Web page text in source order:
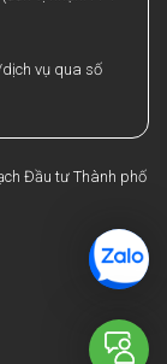
vụ qua số
Đầu tư Thành phố